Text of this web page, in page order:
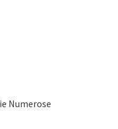
Numerose